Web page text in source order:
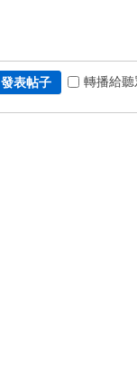
發表帖子 轉播給聽